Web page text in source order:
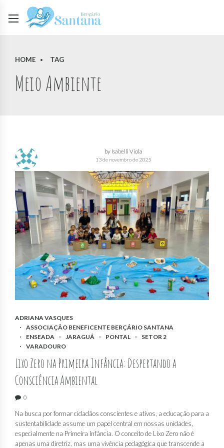
HOME TAG
Meio Ambiente
by Isabelli Viola
13 de novembro de 2025
ADRIANA VASQUES
ASSOCIAÇÃO BENEFICENTE BERÇÁRIO SANTANA
ENSEADA
JARAGUÁ PONTAL
SETOR 2
VARADOURO
Lixo Zero na Primeira Infância: Despertando a
Consciência Ambiental
0
Na busca por formar cidadãos conscientes e ativos, a educação para a
sustentabilidade assume um papel central em nossas unidades,
especialmente na Primeira Infância. O conceito de Lixo Zero não é
apenas uma diretriz, mas uma vivência pedagógica que transcende a